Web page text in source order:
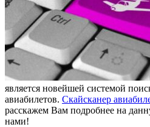
является новейшей системой
авиабилетов. Скайсканер
расскажем Вам подробнее на
нами!